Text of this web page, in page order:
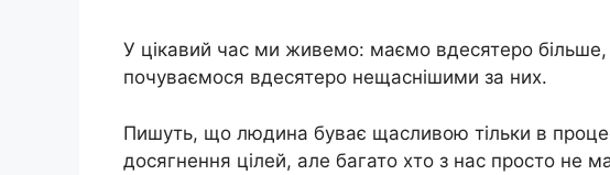
У цікавий час ми живемо: маємо вдесятеро більше,
почуваємося вдесятеро нещаснішими за них.
Пишуть, що людина буває щасливою тільки в
досягнення цілей, але багато хто з нас просто не